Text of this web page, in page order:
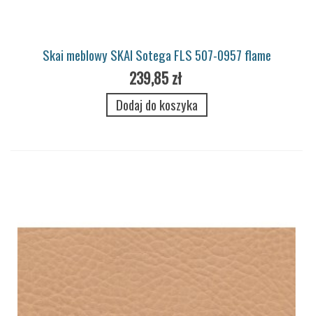
Skai meblowy SKAI Sotega FLS 507-0957 flame
239,85 zł
Dodaj do koszyka